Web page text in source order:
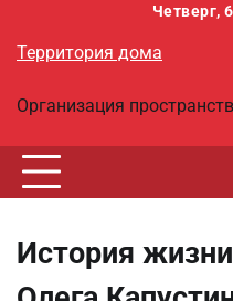
содержимому
Четверг,
Территория дома
Организация
История